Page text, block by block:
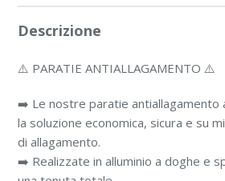
Descrizione
⚠️ PARATIE ANTIALLAGAMENTO ⚠️
➡️ Le nostre paratie antiallagamento
la soluzione economica, sicura e su
di allagamento.
➡️ Realizzate in alluminio a doghe e